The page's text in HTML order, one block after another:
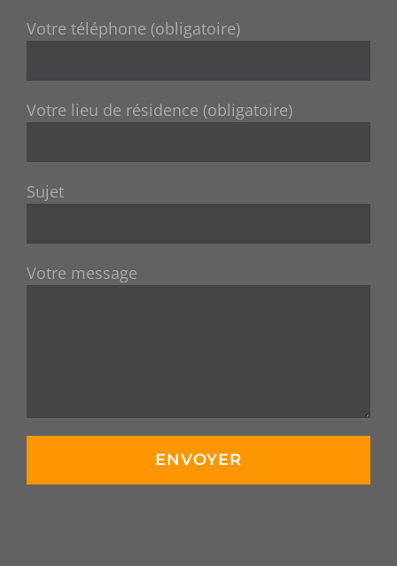
Votre téléphone (obligatoire)
Votre lieu de résidence (obligatoire)
Sujet
Votre message